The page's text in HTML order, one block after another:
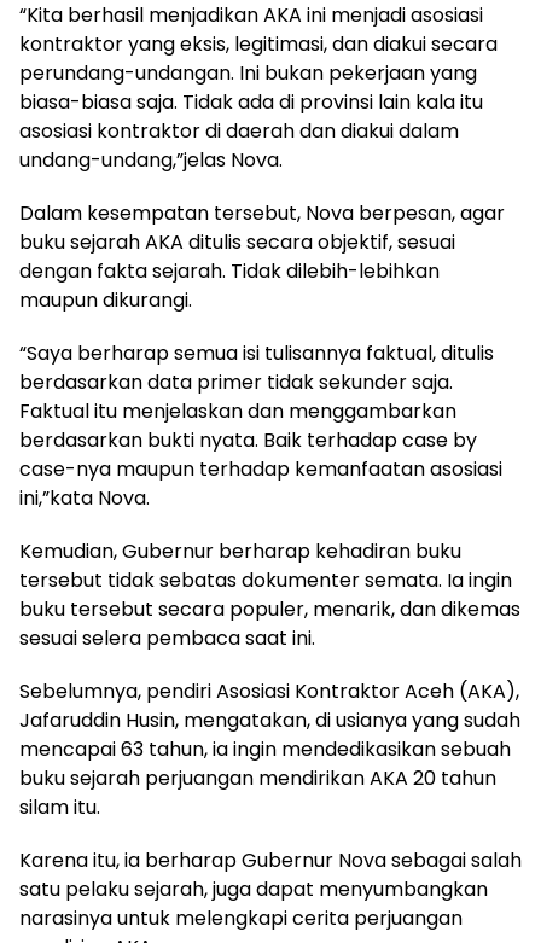
“Kita berhasil menjadikan AKA ini menjadi asosiasi
kontraktor yang eksis, legitimasi, dan diakui secara
perundang-undangan. Ini bukan pekerjaan yang
biasa-biasa saja. Tidak ada di provinsi lain kala itu
asosiasi kontraktor di daerah dan diakui dalam
undang-undang,”jelas Nova.
Dalam kesempatan tersebut, Nova berpesan, agar
buku sejarah AKA ditulis secara objektif, sesuai
dengan fakta sejarah. Tidak dilebih-lebihkan
maupun dikurangi.
“Saya berharap semua isi tulisannya faktual, ditulis
berdasarkan data primer tidak sekunder saja.
Faktual itu menjelaskan dan menggambarkan
berdasarkan bukti nyata. Baik terhadap case by
case-nya maupun terhadap kemanfaatan asosiasi
ini,”kata Nova.
Kemudian, Gubernur berharap kehadiran buku
tersebut tidak sebatas dokumenter semata. Ia ingin
buku tersebut secara populer, menarik, dan dikemas
sesuai selera pembaca saat ini.
Sebelumnya, pendiri Asosiasi Kontraktor Aceh (AKA),
Jafaruddin Husin, mengatakan, di usianya yang sudah
mencapai 63 tahun, ia ingin mendedikasikan sebuah
buku sejarah perjuangan mendirikan AKA 20 tahun
silam itu.
Karena itu, ia berharap Gubernur Nova sebagai salah
satu pelaku sejarah, juga dapat menyumbangkan
narasinya untuk melengkapi cerita perjuangan